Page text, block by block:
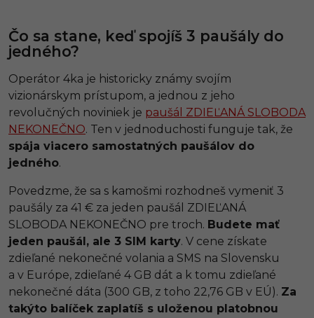
Čo sa stane, keď spojíš 3 paušály do
jedného?
Operátor 4ka je historicky známy svojím
vizionárskym prístupom, a jednou z jeho
revolučných noviniek je paušál ZDIEĽANÁ SLOBODA
NEKONEČNO. Ten v jednoduchosti funguje tak, že
spája viacero samostatných paušálov do
jedného.
Povedzme, že sa s kamošmi rozhodneš vymeniť 3
paušály za 41 € za jeden paušál ZDIEĽANÁ
SLOBODA NEKONEČNO pre troch. Budete mať
jeden paušál, ale 3 SIM karty. V cene získate
zdieľané nekonečné volania a SMS na Slovensku
a v Európe, zdieľané 4 GB dát a k tomu zdieľané
nekonečné dáta (300 GB, z toho 22,76 GB v EÚ). Za
takýto balíček zaplatíš s uloženou platobnou